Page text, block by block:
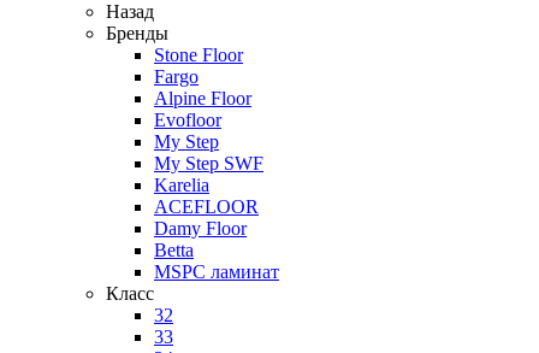
Назад
Бренды
Stone Floor
Fargo
Alpine Floor
Evofloor
My Step
My Step SWF
Karelia
ACEFLOOR
Damy Floor
Betta
MSPC ламинат
Класс
32
33